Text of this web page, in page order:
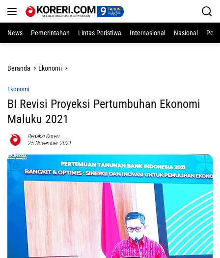
News
Pemerintahan Lintas Peristiwa Internasional Nasional
Beranda Ekonomi
Ekonomi
BI Revisi Proyeksi Pertumbuhan Ekonomi
Maluku 2021
Redaksi Koreri
25 November 2021